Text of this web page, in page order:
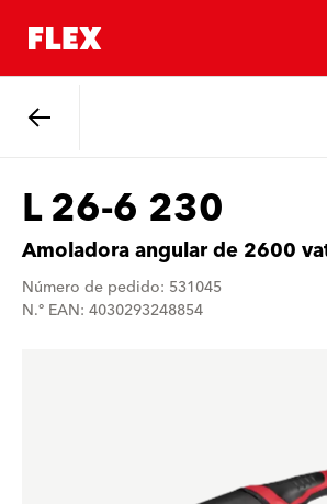
L 26-6 230
Amoladora angular de 2600
Número de pedido: 531045
N.º EAN: 4030293248854